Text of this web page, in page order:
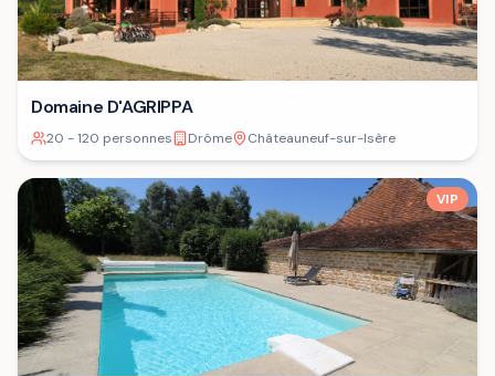
Domaine D'AGRIPPA
20 - 120 personnes Drôme Châteauneuf-sur-Isère
VIP